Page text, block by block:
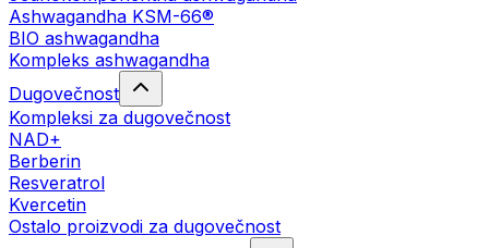
Ashwagandha KSM-66®
BIO ashwagandha
Kompleks ashwagandha
Dugovečnost
Kompleksi za dugovečnost
NAD+
Berberin
Resveratrol
Kvercetin
Ostalo proizvodi za dugovečnost